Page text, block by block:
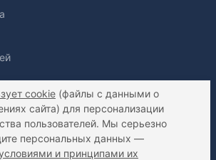
cookie (файлы с данными о
сайта) для персонализации
пользователей. Мы серьезно
персональных данных —
и принципами их